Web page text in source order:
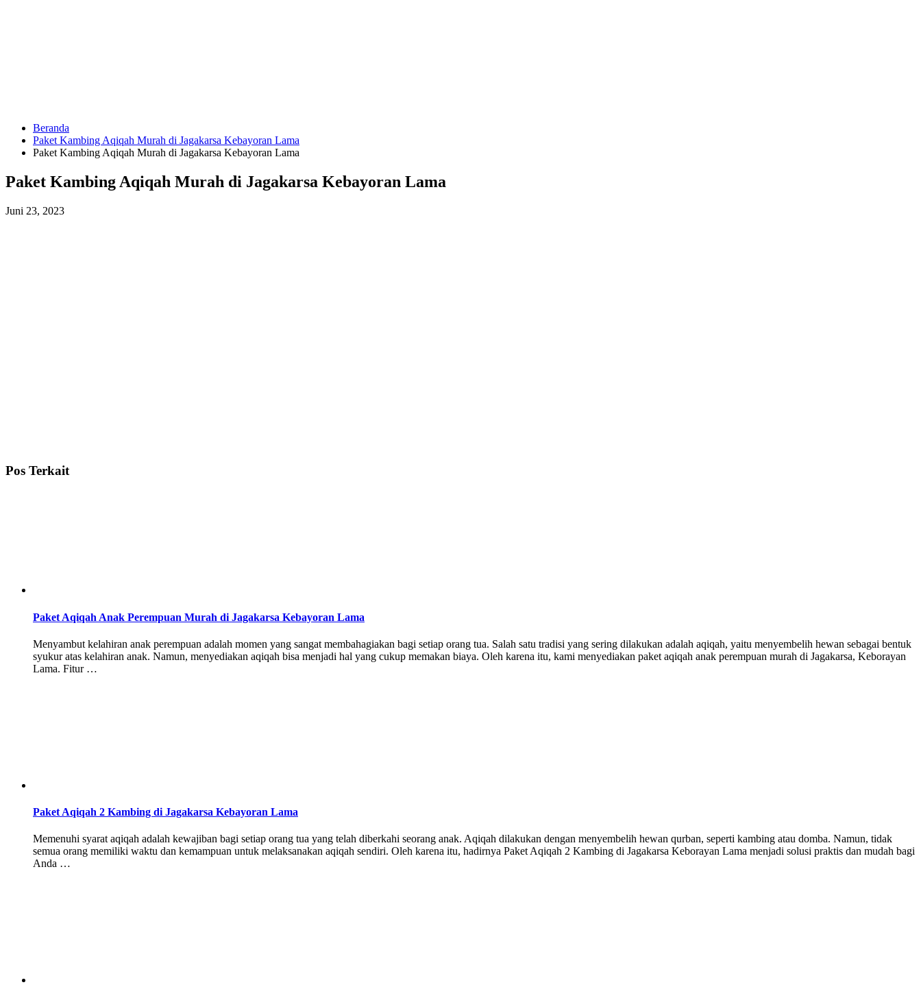
HUBUNGI
KAMI
Beranda
Paket Kambing Aqiqah Murah di Jagakarsa Kebayoran Lama
Paket Kambing Aqiqah Murah di Jagakarsa Kebayoran Lama
Paket Kambing Aqiqah Murah di Jagakarsa Kebayoran Lama
Juni 23, 2023
Pos Terkait
Paket Aqiqah Anak Perempuan Murah di Jagakarsa Kebayoran Lama
Menyambut kelahiran anak perempuan adalah momen yang sangat membahagiakan bagi setiap orang tua. Salah satu tradisi yang sering dilakukan adalah aqiqah, yaitu menyembelih hewan sebagai bentuk
syukur atas kelahiran anak. Namun, menyediakan aqiqah bisa menjadi hal yang cukup memakan biaya. Oleh karena itu, kami menyediakan paket aqiqah anak perempuan murah di Jagakarsa, Keborayan
Lama. Fitur …
Paket Aqiqah 2 Kambing di Jagakarsa Kebayoran Lama
Memenuhi syarat aqiqah adalah kewajiban bagi setiap orang tua yang telah diberkahi seorang anak. Aqiqah dilakukan dengan menyembelih hewan qurban, seperti kambing atau domba. Namun, tidak
semua orang memiliki waktu dan kemampuan untuk melaksanakan aqiqah sendiri. Oleh karena itu, hadirnya Paket Aqiqah 2 Kambing di Jagakarsa Keborayan Lama menjadi solusi praktis dan mudah bagi
Anda …